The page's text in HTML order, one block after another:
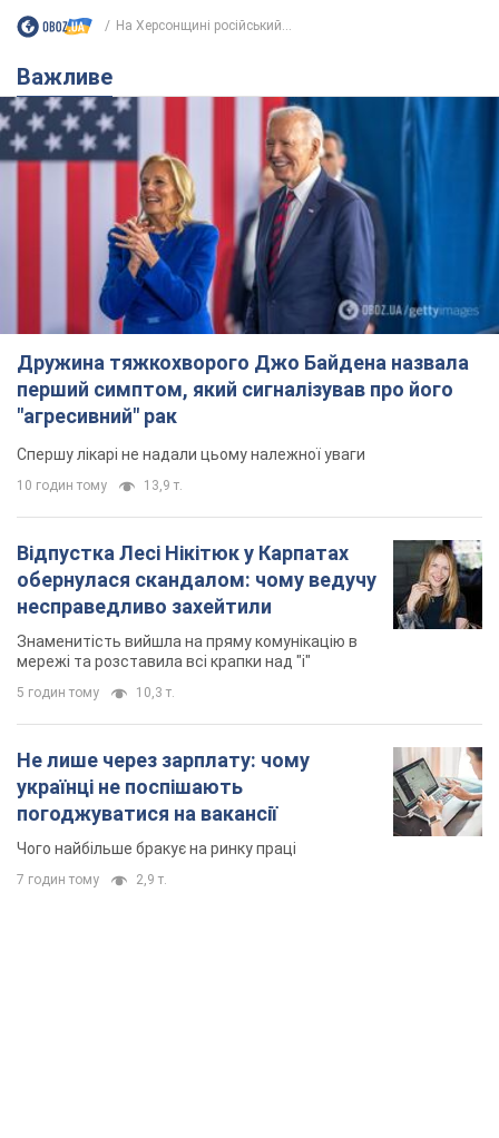
На Херсонщині російський...
Важливе
Дружина тяжкохворого Джо Байдена назвала
перший симптом, який сигналізував про його
"агресивний" рак
Спершу лікарі не надали цьому належної уваги
10 годин тому 13,9 т.
Відпустка Лесі Нікітюк у Карпатах
обернулася скандалом: чому ведучу
несправедливо захейтили
Знаменитість вийшла на пряму комунікацію в
мережі та розставила всі крапки над "і"
5 годин тому 10,3 т.
Не лише через зарплату: чому
українці не поспішають
погоджуватися на вакансії
Чого найбільше бракує на ринку праці
7 годин тому 2,9 т.